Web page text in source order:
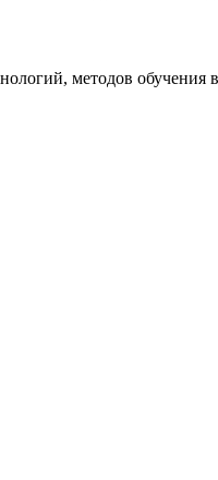
методов обучения